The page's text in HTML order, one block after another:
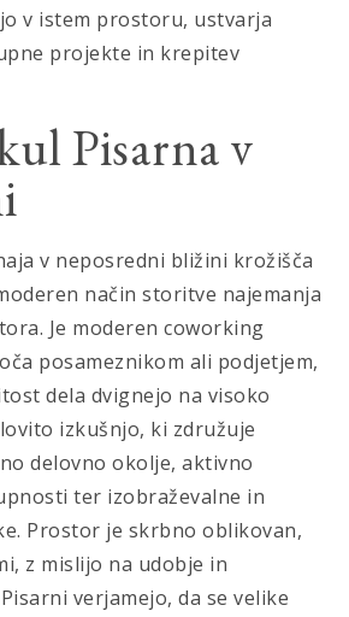
v istem prostoru, ustvarja
projekte in krepitev
Pisarna v
v neposredni bližini krožišča
način storitve najemanja
Je moderen coworking
posameznikom ali podjetjem,
dela dvignejo na visoko
izkušnjo, ki združuje
delovno okolje, aktivno
ter izobraževalne in
Prostor je skrbno oblikovan,
z mislijo na udobje in
verjamejo, da se velike